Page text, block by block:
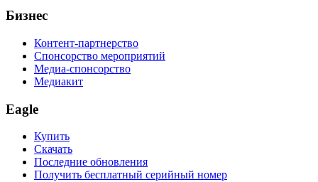
Бизнес
Контент-партнерство
Спонсорство мероприятий
Медиа-спонсорство
Медиакит
Eagle
Купить
Скачать
Последние обновления
Получить бесплатный серийный номер